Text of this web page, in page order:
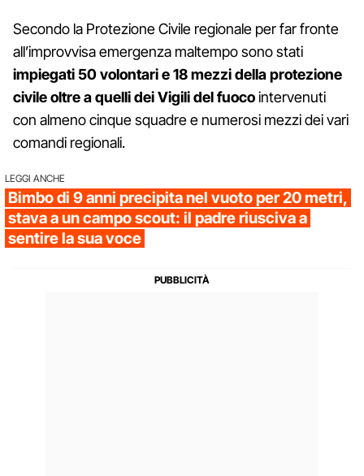
Secondo la Protezione Civile regionale per far fronte
all’improvvisa emergenza maltempo sono stati
impiegati 50 volontari e 18 mezzi della protezione
civile oltre a quelli dei Vigili del fuocointervenuti
con almeno cinque squadre e numerosi mezzi dei vari
comandi regionali.
LEGGI ANCHE
Bimbo di 9 anni precipita nel vuoto per 20 metri,
stava a un campo scout: il padre riusciva a
sentire la sua voce